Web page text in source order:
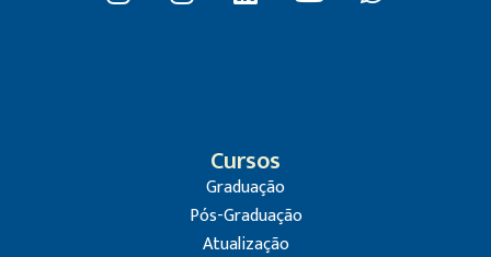
Cursos
Graduação
Pós-Graduação
Atualização